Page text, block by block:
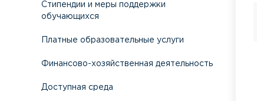
Стипендии и меры поддержки
обучающихся
Платные образовательные услуги
Финансово-хозяйственная деятельность
Доступная среда